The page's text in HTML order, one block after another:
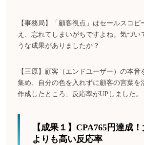
【事務局】「顧客視点」はセールスコピ
え、忘れてしまいがちですよね。気づい
うな成果がありましたか？
【三原】顧客（エンドユーザー）の本音
集め、自分の色を入れずに顧客の言葉を
作成したところ、反応率がUPしました。
【成果１】CPA765円達成
よりも高い反応率